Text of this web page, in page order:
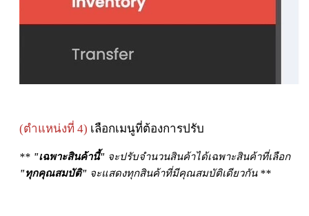
(ตำแหน่งที่ 4) เลือกเมนูที่ต้องการปรับ
** "เฉพาะสินค้านี้" จะปรับจำนวนสินค้าได้เฉพาะสินค้าที่เลือก
"ทุกคุณสมบัติ" จะแสดงทุกสินค้าที่มีคุณสมบัติเดียวกัน **